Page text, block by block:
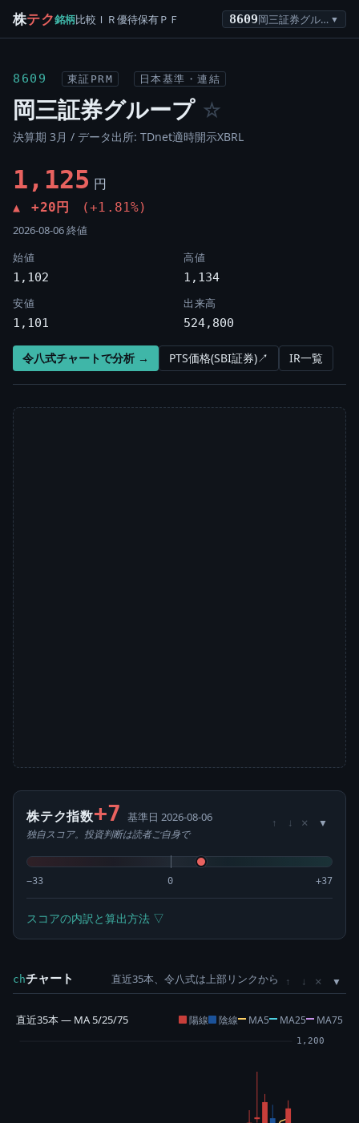
株テク銘柄比較 ＩＲ優待保有ＰＦ 8609 岡三証券グループ ▼
8609 東証PRM 日本基準・連結
岡三証券グループ ☆
決算期 3月 / データ出所: TDnet適時開示XBRL
1,125 円
▲ +20円 (+1.81%)
2026-08-06 終値
始値
1,102
高値
1,134
安値
1,101
出来高
524,800
令八式チャートで分析 → PTS価格(SBI証券)↗ IR一覧
株テク指数+7 基準日 2026-08-06
独自スコア。投資判断は読者ご自身で
↑ ↓ ×
−33 0 +37
スコアの内訳と算出方法 ▽
chチャート 直近35本、令八式は上部リンクから ↑ ↓ ×
直近35本 — MA 5/25/75 陽線 陰線 MA5 MA25 MA75
1,200